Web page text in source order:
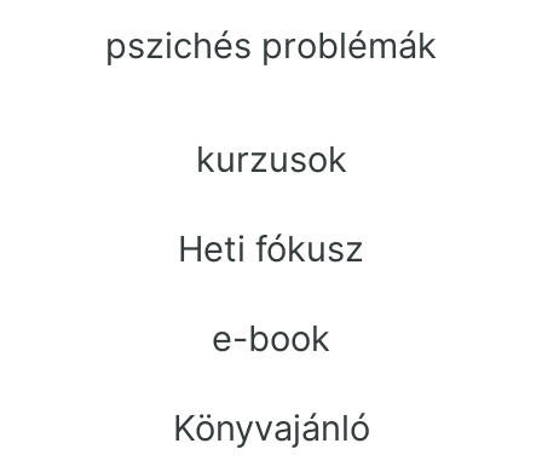
pszichés problémák
kurzusok
Heti fókusz
e-book
Könyvajánló